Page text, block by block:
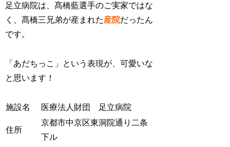
足立病院は、髙橋藍選手のご実家ではな
く、髙橋三兄弟が産まれた産院だったん
です。
「あだちっこ」という表現が、可愛いな
と思います！
施設名 医療法人財団 足立病院
住所
京都市中京区東洞院通り二条
下ル